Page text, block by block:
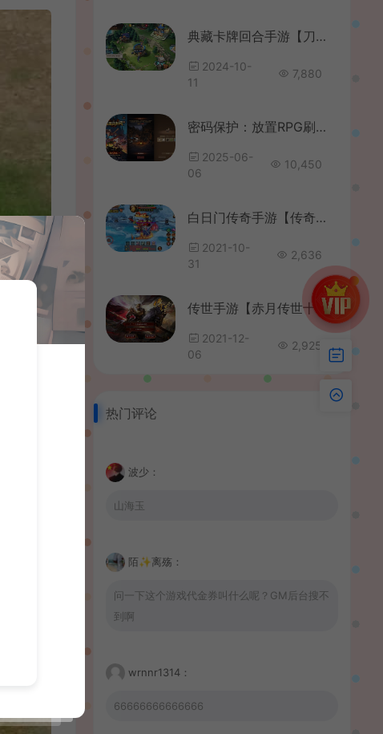
典藏卡牌回合手游【刀塔传奇之绝地兽王】最新整理Linux手工服务端+安卓+GM后台+详细搭建教程+视频教程
2024-10-
11
7,880
密码保护：放置RPG刷宝手游【英雄没有閃双职业]最新整理Linux手工服务端+网页注册+加解密工具+管理后台+CDK授权后台+安卓+详细搭建教程+视频教程
2025-06-
06
10,450
白日门传奇手游【传奇永恒超变版】最新整理单职业win一键即玩服务端+全新UI+全新地图+GM后台
2021-10-
31
2,636
传世手游【赤月传世十二生肖战鼓第二季】最新整理Linux本地手工端+单机一键既玩服务端+安卓苹果明文双端+GM授权物品后台+详细搭建教程
2021-12-
06
2,925
热门评论
波少：
山海玉
陌✨离殇：
问一下这个游戏代金券叫什么呢？GM后台搜不
到啊
wrnnr1314：
66666666666666